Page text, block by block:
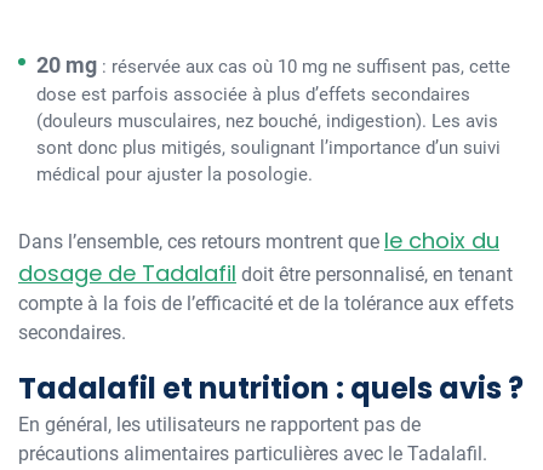
20 mg : réservée aux cas où 10 mg ne suffisent pas, cette
dose est parfois associée à plus d’effets secondaires
(douleurs musculaires, nez bouché, indigestion). Les avis
sont donc plus mitigés, soulignant l’importance d’un suivi
médical pour ajuster la posologie.
Dans l’ensemble, ces retours montrent que le choix du
dosage de Tadalafil doit être personnalisé, en tenant
compte à la fois de l’efficacité et de la tolérance aux effets
secondaires.
Tadalafil et nutrition : quels avis ?
En général, les utilisateurs ne rapportent pas de
précautions alimentaires particulières avec le Tadalafil.